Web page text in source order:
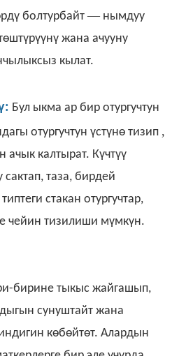
болтурбайт — нымдуу
жана ачууну
кылат.
Бул ыкма ар бир отургучтун
отургучтун үстүнө тизип ,
ачык калтырат. Күчтүү
таза, бирдей
стакан отургучтар,
чейин тизилиши мүмкүн.
бирине тыкыс жайгашып,
сунуштайт жана
көбөйтөт. Алардын